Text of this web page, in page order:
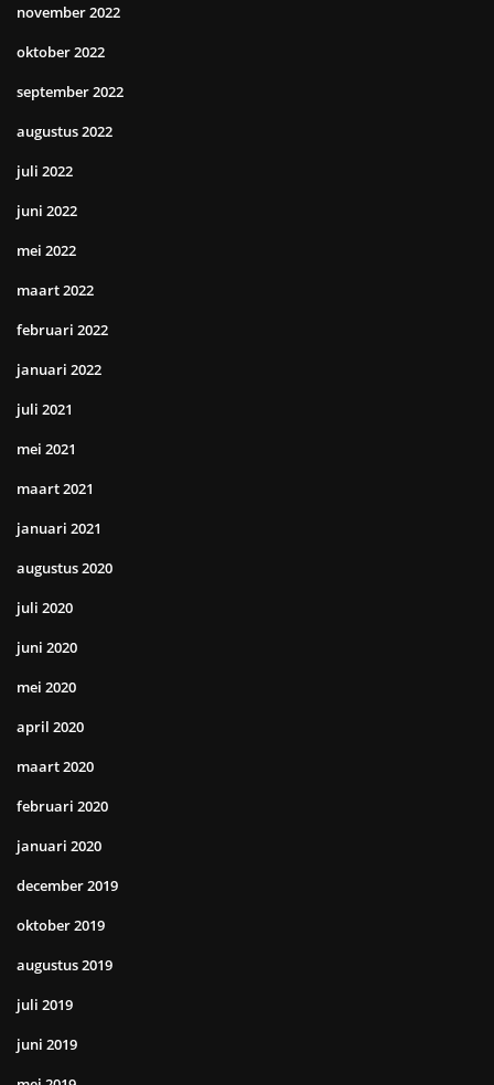
november 2022
oktober 2022
september 2022
augustus 2022
juli 2022
juni 2022
mei 2022
maart 2022
februari 2022
januari 2022
juli 2021
mei 2021
maart 2021
januari 2021
augustus 2020
juli 2020
juni 2020
mei 2020
april 2020
maart 2020
februari 2020
januari 2020
december 2019
oktober 2019
augustus 2019
juli 2019
juni 2019